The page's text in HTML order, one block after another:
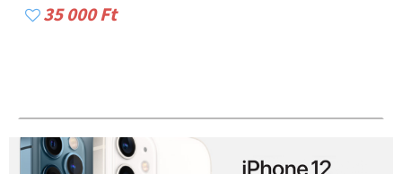
35 000 Ft